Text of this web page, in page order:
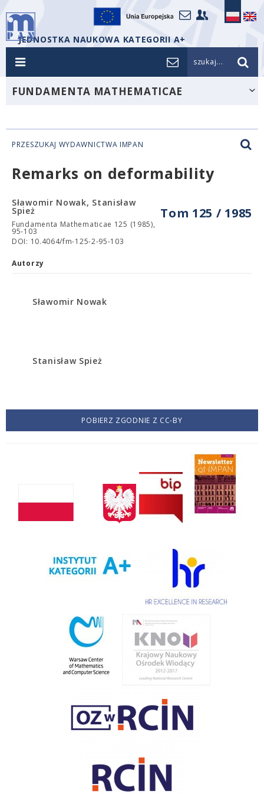
JEDNOSTKA NAUKOWA KATEGORII A+
szukaj...
FUNDAMENTA MATHEMATICAE
PRZESZUKAJ WYDAWNICTWA IMPAN
Remarks on deformability
Tom 125 / 1985
Sławomir Nowak, Stanisław
Spież
Fundamenta Mathematicae 125 (1985),
95-103
DOI: 10.4064/fm-125-2-95-103
Autorzy
Sławomir Nowak
Stanisław Spież
POBIERZ ZGODNIE Z CC-BY